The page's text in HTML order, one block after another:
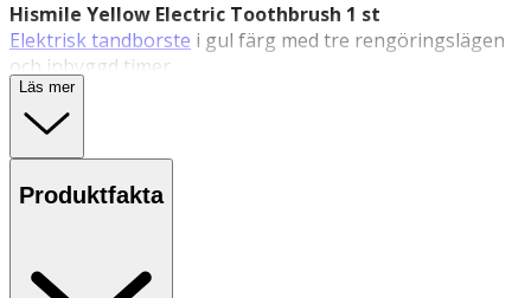
Hismile Yellow Electric Toothbrush 1 st
Elektrisk tandborste i gul färg med tre rengöringslägen
och inbyggd timer.
Hismile Yellow Electric Toothbrush är en
en härlig gul färg med tre olika rengöringslägen och
inbyggd tvåminuterstimer. Den är utrustad med mjuka,
avsmalnande borststrån och ett lägesminne som
laddningskabel.
Läs mer
Produktfakta